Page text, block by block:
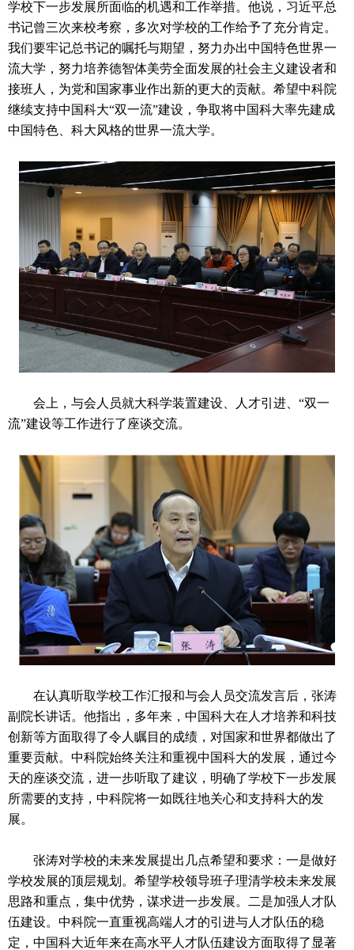
学校下一步发展所面临的机遇和工作举措。他说，习近平总
书记曾三次来校考察，多次对学校的工作给予了充分肯定。
我们要牢记总书记的嘱托与期望，努力办出中国特色世界一
流大学，努力培养德智体美劳全面发展的社会主义建设者和
接班人，为党和国家事业作出新的更大的贡献。希望中科院
继续支持中国科大“双一流”建设，争取将中国科大率先建成
中国特色、科大风格的世界一流大学。
会上，与会人员就大科学装置建设、人才引进、“双一
流”建设等工作进行了座谈交流。
在认真听取学校工作汇报和与会人员交流发言后，张涛
副院长讲话。他指出，多年来，中国科大在人才培养和科技
创新等方面取得了令人瞩目的成绩，对国家和世界都做出了
重要贡献。中科院始终关注和重视中国科大的发展，通过今
天的座谈交流，进一步听取了建议，明确了学校下一步发展
所需要的支持，中科院将一如既往地关心和支持科大的发
展。
张涛对学校的未来发展提出几点希望和要求：一是做好
学校发展的顶层规划。希望学校领导班子理清学校未来发展
思路和重点，集中优势，谋求进一步发展。二是加强人才队
伍建设。中科院一直重视高端人才的引进与人才队伍的稳
定，中国科大近年来在高水平人才队伍建设方面取得了显著